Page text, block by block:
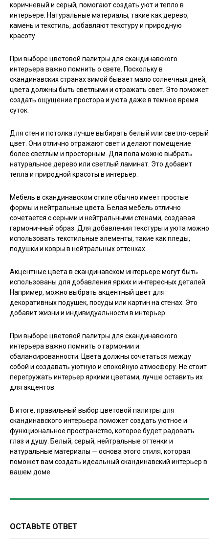
коричневый и серый, помогают создать уют и тепло в
интерьере. Натуральные материалы, такие как дерево,
камень и текстиль, добавляют текстуру и природную
красоту.
При выборе цветовой палитры для скандинавского
интерьера важно помнить о свете. Поскольку в
скандинавских странах зимой бывает мало солнечных дней,
цвета должны быть светлыми и отражать свет. Это поможет
создать ощущение простора и уюта даже в темное время
суток.
Для стен и потолка лучше выбирать белый или светло-серый
цвет. Они отлично отражают свет и делают помещение
более светлым и просторным. Для пола можно выбрать
натуральное дерево или светлый ламинат. Это добавит
тепла и природной красоты в интерьер.
Мебель в скандинавском стиле обычно имеет простые
формы и нейтральные цвета. Белая мебель отлично
сочетается с серыми и нейтральными стенами, создавая
гармоничный образ. Для добавления текстуры и уюта можно
использовать текстильные элементы, такие как пледы,
подушки и ковры в нейтральных оттенках.
Акцентные цвета в скандинавском интерьере могут быть
использованы для добавления ярких и интересных деталей.
Например, можно выбрать акцентный цвет для
декоративных подушек, посуды или картин на стенах. Это
добавит жизни и индивидуальности в интерьер.
При выборе цветовой палитры для скандинавского
интерьера важно помнить о гармонии и
сбалансированности. Цвета должны сочетаться между
собой и создавать уютную и спокойную атмосферу. Не стоит
перегружать интерьер яркими цветами, лучше оставить их
для акцентов.
В итоге, правильный выбор цветовой палитры для
скандинавского интерьера поможет создать уютное и
функциональное пространство, которое будет радовать
глаз и душу. Белый, серый, нейтральные оттенки и
натуральные материалы — основа этого стиля, которая
поможет вам создать идеальный скандинавский интерьер в
вашем доме.
ОСТАВЬТЕ ОТВЕТ